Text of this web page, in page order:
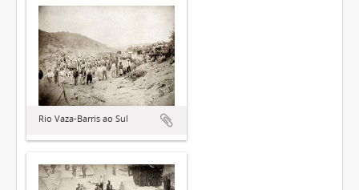
Rio Vaza-Barris ao Sul